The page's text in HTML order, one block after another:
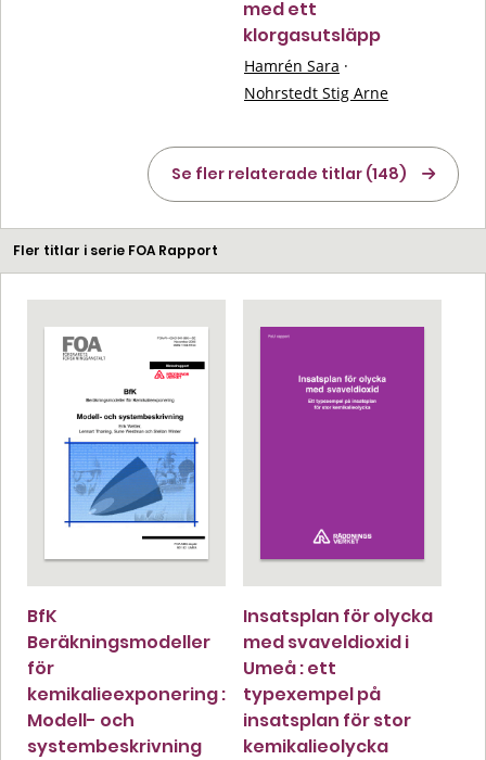
med ett
klorgasutsläpp
Hamrén Sara ·
Nohrstedt Stig Arne
Se fler relaterade titlar (148)
Fler titlar i serie FOA Rapport
BfK
Beräkningsmodeller
för
kemikalieexponering :
Modell- och
systembeskrivning
Insatsplan för olycka
med svaveldioxid i
Umeå : ett
typexempel på
insatsplan för stor
kemikalieolycka